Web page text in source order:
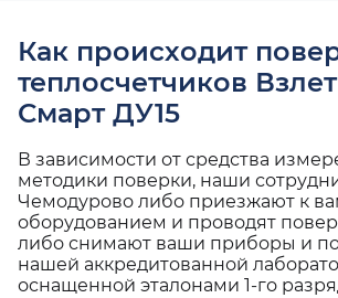
Как происходит
теплосчетчиков
Смарт ДУ15
В зависимости от средства
методики поверки, наши
Чемодурово либо приезжают к
оборудованием и проводят
либо снимают ваши приборы и
нашей аккредитованной
оснащенной эталонами 1-го